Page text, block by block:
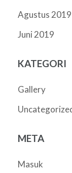
Agustus 2019
Juni 2019
KATEGORI
Gallery
META
Masuk